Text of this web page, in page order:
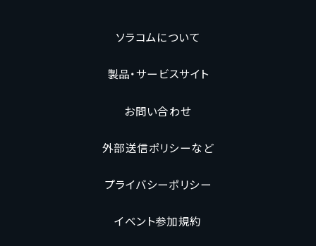
ソラコムについて
製品・サービスサイト
お問い合わせ
外部送信ポリシーなど
プライバシーポリシー
イベント参加規約